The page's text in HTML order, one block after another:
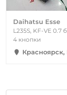
Daihatsu Esse
L235S, KF-VE 0.7
4 кнопки
Красноярск,